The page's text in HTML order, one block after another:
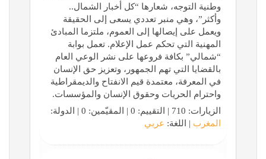
وطنية التوجه، شعارها “كل أخبار الشمال..
وأكثر”، وهي منبر تعددي يسعى إلى الحقيقة
ويعمل على إيصالها إلى العموم، ملتزما المبادئ
المهنية التي تحكم عمل الإعلام. تعمل بوابة
“شمالي” بكافة فروعها على نشر الوعي العام
بالقضايا التي تهم الجمهور، وتعزيز حق الإنسان
في المعرفة، معتمدة قيم الانفتاح والديمقراطية
واحترام الحريات وحقوق الإنسان والمؤسسات.
الزيارات: 710 | التقييم: 0 | المقيّمين: 0 | الدولة:
المغرب | اللغة: عربي